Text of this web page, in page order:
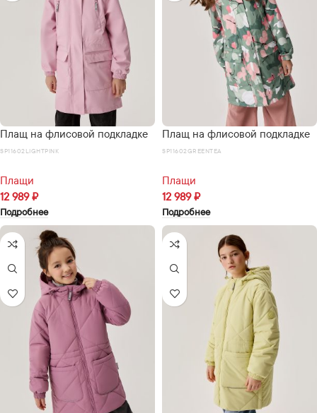
Плащ на флисовой подкладке
SP11602LIGHTPINK
Плащи
12 989₽
Подробнее
Плащ на флисовой подкладке
SP11602GREENTEA
Плащи
12 989₽
Подробнее